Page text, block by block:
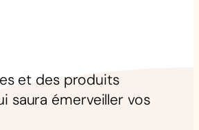
et des produits
saura émerveiller vos